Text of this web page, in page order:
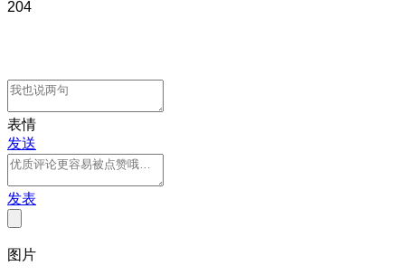
204
表情
发送
发表
图片